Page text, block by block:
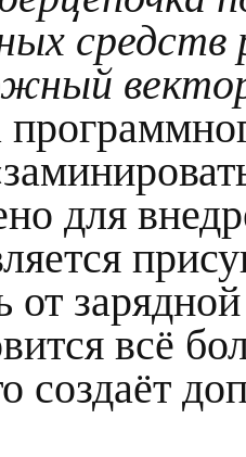
средств
для
от
всё
создаёт